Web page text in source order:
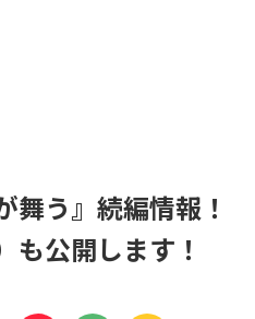
舞う』続編情報！
も公開します！